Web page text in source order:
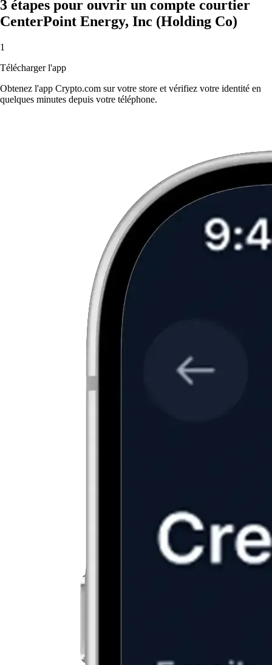
3 étapes pour ouvrir un compte courtier
CenterPoint Energy, Inc (Holding Co)
1
Télécharger l'app
Obtenez l'app Crypto.com sur votre store et vérifiez votre identité en
quelques minutes depuis votre téléphone.